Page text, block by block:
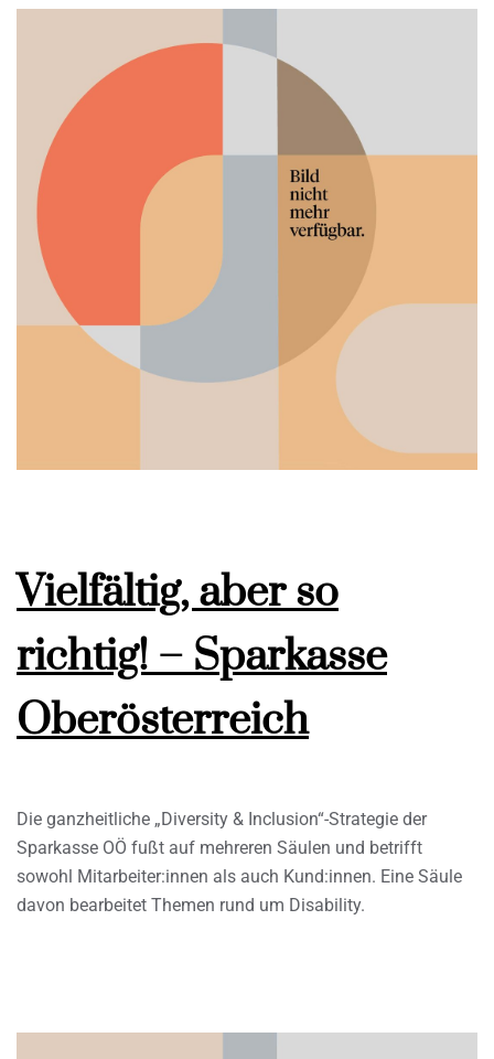
Vielfältig, aber so
richtig! – Sparkasse
Oberösterreich
Die ganzheitliche „Diversity & Inclusion“-Strategie der
Sparkasse OÖ fußt auf mehreren Säulen und betrifft
sowohl Mitarbeiter:innen als auch Kund:innen. Eine Säule
davon bearbeitet Themen rund um Disability.